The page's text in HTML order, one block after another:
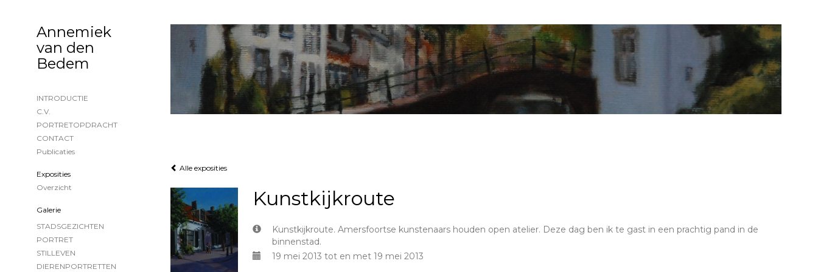
Alle exposities
Kunstkijkroute
Kunstkijkroute. Amersfoortse kunstenaars houden open atelier. Deze dag ben ik te gast in een prachtig pand in de
binnenstad.
19 mei 2013 tot en met 19 mei 2013
Annemiek
van den
Bedem
INTRODUCTIE
C.V.
PORTRETOPDRACHT
CONTACT
Publicaties
Exposities
Overzicht
Galerie
STADSGEZICHTEN
PORTRET
STILLEVEN
DIERENPORTRETTEN